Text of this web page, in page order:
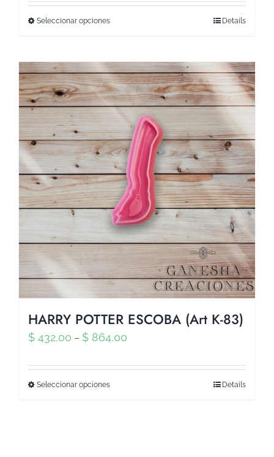
Seleccionar opciones Details
HARRY POTTER ESCOBA (Art K-83)
$ 432,00 – $ 864,00
Seleccionar opciones Details